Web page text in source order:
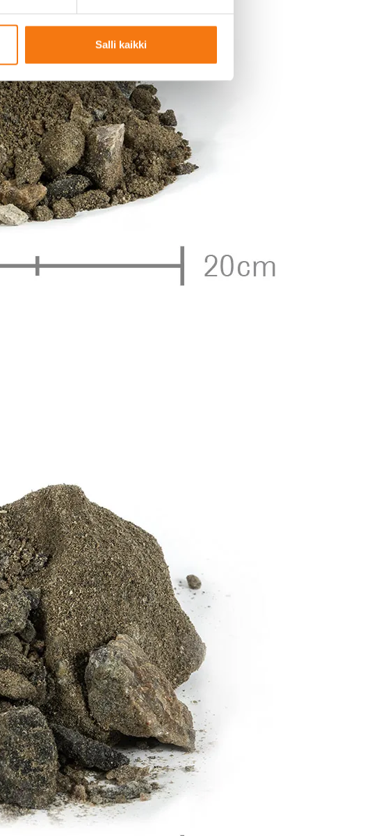
Salli kaikki